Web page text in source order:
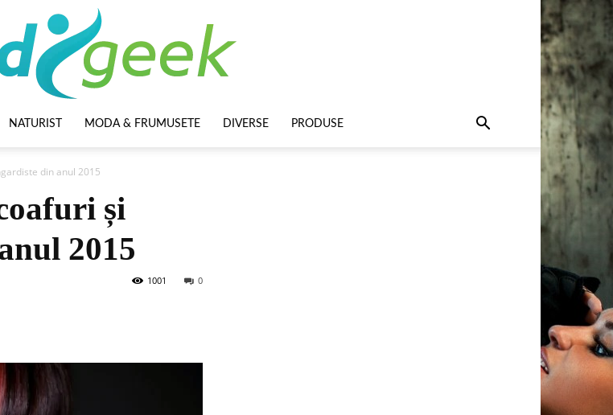
NATURIST MODA & FRUMUSETE DIVERSE PRODUSE
din anul 2015
și
2015
0
1001